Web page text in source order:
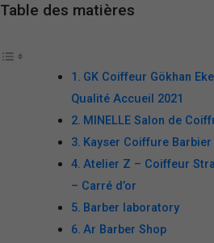
Table des matières
GK Coiffeur Gökhan
Qualité Accueil 2021
MINELLE Salon de
Kayser Coiffure
Atelier Z – Coiffeur
– Carré d’or
Barber laboratory
Ar Barber Shop